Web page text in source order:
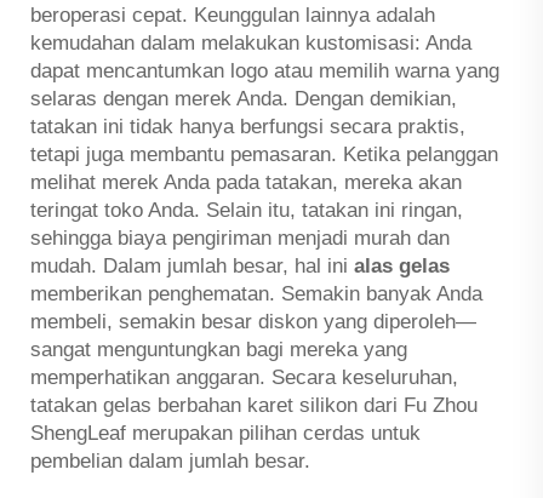
beroperasi cepat. Keunggulan lainnya adalah
kemudahan dalam melakukan kustomisasi: Anda
dapat mencantumkan logo atau memilih warna yang
selaras dengan merek Anda. Dengan demikian,
tatakan ini tidak hanya berfungsi secara praktis,
tetapi juga membantu pemasaran. Ketika pelanggan
melihat merek Anda pada tatakan, mereka akan
teringat toko Anda. Selain itu, tatakan ini ringan,
sehingga biaya pengiriman menjadi murah dan
mudah. Dalam jumlah besar, hal ini alas gelas
memberikan penghematan. Semakin banyak Anda
membeli, semakin besar diskon yang diperoleh—
sangat menguntungkan bagi mereka yang
memperhatikan anggaran. Secara keseluruhan,
tatakan gelas berbahan karet silikon dari Fu Zhou
ShengLeaf merupakan pilihan cerdas untuk
pembelian dalam jumlah besar.